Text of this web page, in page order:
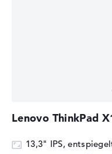
Lenovo ThinkPad
13,3" IPS,